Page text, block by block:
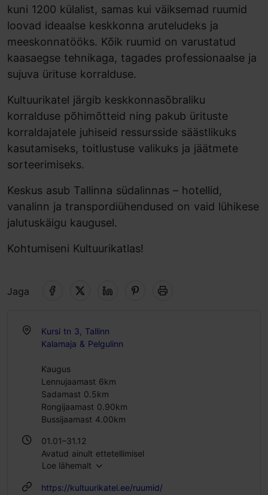
kuni 1200 külalist, samas kui väiksemad ruumid
loovad ideaalse keskkonna aruteludeks ja
meeskonnatööks. Kõik ruumid on varustatud
kaasaegse tehnikaga, tagades professionaalse ja
sujuva ürituse korralduse.
Kultuurikatel järgib keskkonnasõbraliku
korralduse põhimõtteid ning pakub ürituste
korraldajatele juhiseid ressursside säästlikuks
kasutamiseks, toitlustuse valikuks ja jäätmete
sorteerimiseks.
Keskus asub Tallinna südalinnas – hotellid,
vanalinn ja transpordiühendused on vaid lühikese
jalutuskäigu kaugusel.
Kohtumiseni Kultuurikatlas!
Jaga
Kursi tn 3, Tallinn
Kalamaja & Pelgulinn
Kaugus
Lennujaamast 6km
Sadamast 0.5km
Rongijaamast 0.90km
Bussijaamast 4.00km
01.01–31.12
Avatud ainult ettetellimisel
Loe lähemalt
https://kultuurikatel.ee/ruumid/